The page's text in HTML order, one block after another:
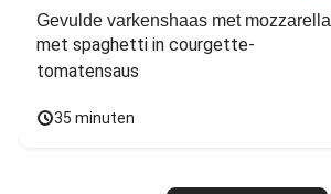
Gevulde varkenshaas met mozzarella
met spaghetti in courgette-
tomatensaus
35 minuten